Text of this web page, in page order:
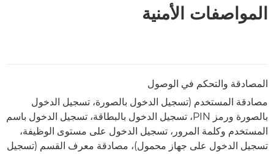
المواصفات الأمنية
المصادقة والتحكم في الوصول
مصادقة المستخدم (تسجيل الدخول بالصورة، تسجيل الدخول
بالصورة ورمز PIN، تسجيل الدخول بالبطاقة، تسجيل الدخول باسم
المستخدم وكلمة المرور، تسجيل الدخول على مستوى الوظيفة،
تسجيل الدخول على جهاز محمول)، مصادقة معرف القسم (تسجيل